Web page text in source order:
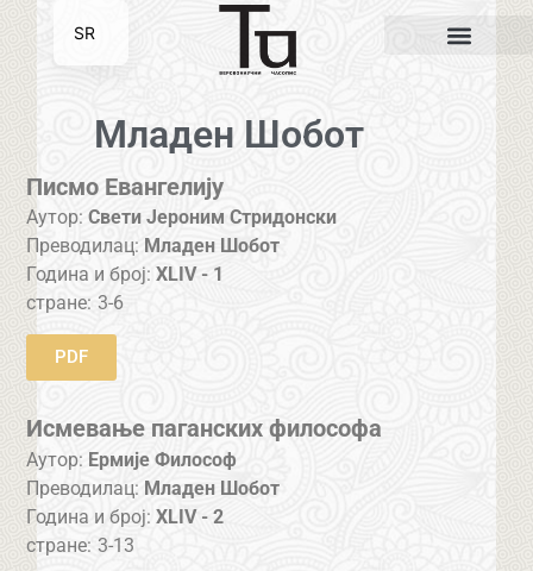
Младен Шобот
Писмо Евангелију
Аутор: Свети Јероним Стридонски
Преводилац: Младен Шобот
Година и број:XLIV - 1
стране: 3-6
PDF
Исмевање паганских философа
Аутор: Ермије Философ
Преводилац: Младен Шобот
Година и број:XLIV - 2
стране: 3-13
SR
EN